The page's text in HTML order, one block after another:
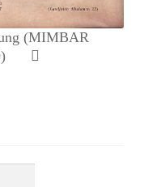
(MIMBAR